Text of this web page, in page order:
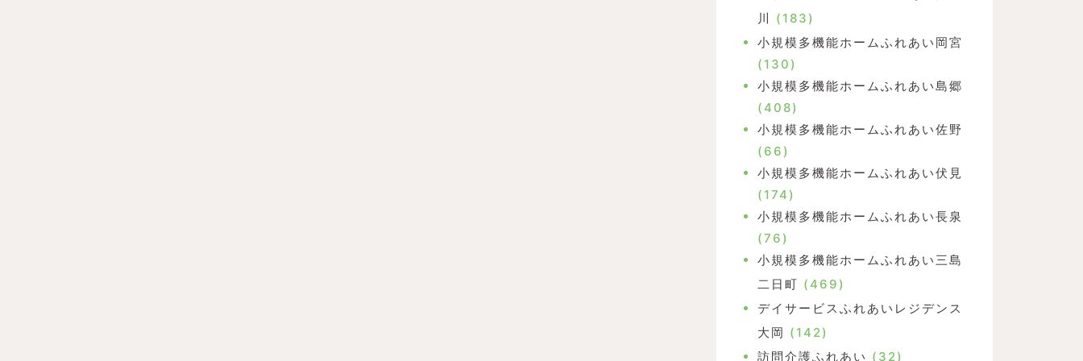
川 (183)
小規模多機能ホームふれあい岡宮
(130)
小規模多機能ホームふれあい島郷
(408)
小規模多機能ホームふれあい佐野
(66)
小規模多機能ホームふれあい伏見
(174)
小規模多機能ホームふれあい長泉
(76)
小規模多機能ホームふれあい三島
二日町 (469)
デイサービスふれあいレジデンス
大岡 (142)
訪問介護ふれあい (32)